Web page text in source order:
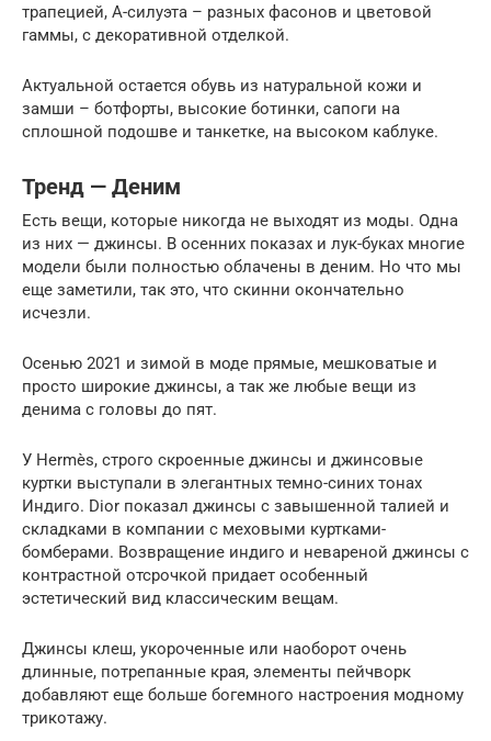
трапецией, А-силуэта – разных фасонов и цветовой
гаммы, с декоративной отделкой.
Актуальной остается обувь из натуральной кожи и
замши – ботфорты, высокие ботинки, сапоги на
сплошной подошве и танкетке, на высоком каблуке.
Тренд — Деним
Есть вещи, которые никогда не выходят из моды. Одна
из них — джинсы. В осенних показах и лук-буках многие
модели были полностью облачены в деним. Но что мы
еще заметили, так это, что скинни окончательно
исчезли.
Осенью 2021 и зимой в моде прямые, мешковатые и
просто широкие джинсы, а так же любые вещи из
денима с головы до пят.
У Hermès, строго скроенные джинсы и джинсовые
куртки выступали в элегантных темно-синих тонах
Индиго. Dior показал джинсы с завышенной талией и
складками в компании с меховыми куртками-
бомберами. Возвращение индиго и невареной джинсы с
контрастной отсрочкой придает особенный
эстетический вид классическим вещам.
Джинсы клеш, укороченные или наоборот очень
длинные, потрепанные края, элементы пейчворк
добавляют еще больше богемного настроения модному
трикотажу.